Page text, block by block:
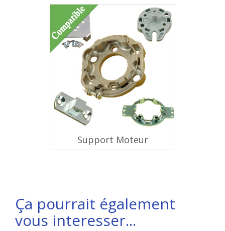
Support Moteur
Ça pourrait également
vous interesser...